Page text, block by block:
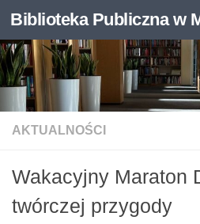
Otwórz pasek narzędzi
Skip to content
Biblioteka Publiczna w
AKTUALNOŚCI
Wakacyjny Maraton
twórczej przygody